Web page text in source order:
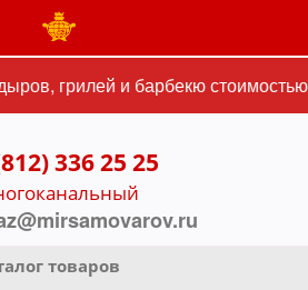
грилей и барбекю
336 25 25
товаров